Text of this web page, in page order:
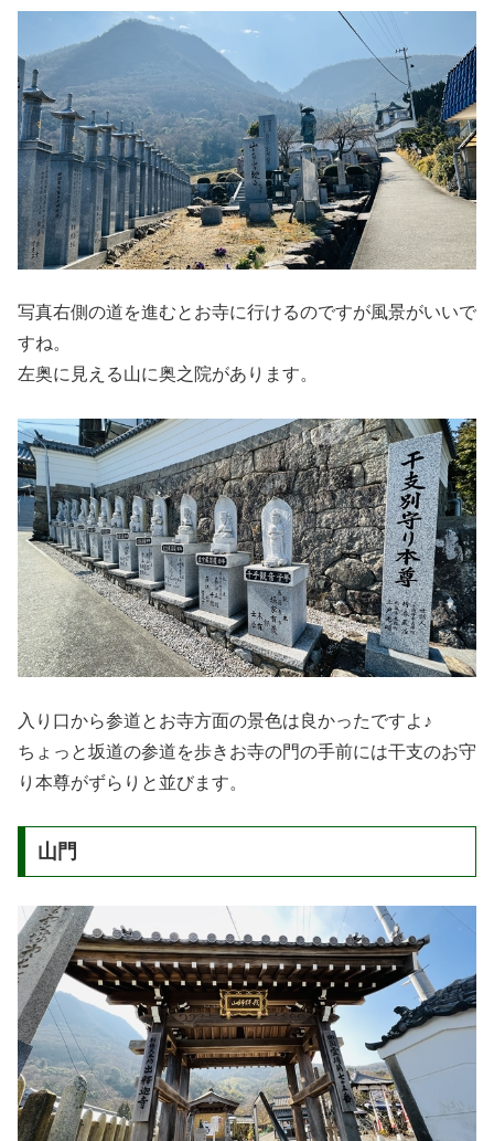
写真右側の道を進むとお寺に行けるのですが風景がいいで
すね。
左奥に見える山に奥之院があります。
入り口から参道とお寺方面の景色は良かったですよ♪
ちょっと坂道の参道を歩きお寺の門の手前には干支のお守
り本尊がずらりと並びます。
山門